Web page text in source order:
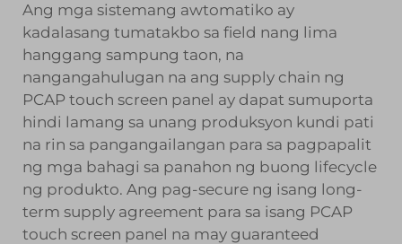
Ang mga sistemang awtomatiko ay
kadalasang tumatakbo sa field nang lima
hanggang sampung taon, na
nangangahulugan na ang supply chain ng
PCAP touch screen panel ay dapat sumuporta
hindi lamang sa unang produksyon kundi pati
na rin sa pangangailangan para sa pagpapalit
ng mga bahagi sa panahon ng buong lifecycle
ng produkto. Ang pag-secure ng isang long-
term supply agreement para sa isang PCAP
touch screen panel na may guaranteed